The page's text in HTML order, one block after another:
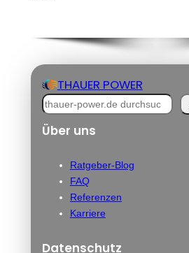
THAUER POWER
S
c
Über uns
Ratgeber-Blog
FAQ
Referenzen
Karriere
Datenschutz